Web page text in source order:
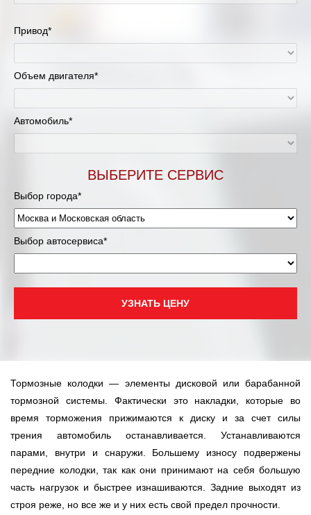
Красноярск
Липецк
Муравленко
Нижневартовск
Новосибирск
Одинцово
Петрозаводск
Ростов-на-Дону
Самара
Привод*
Объем двигателя*
Автомобиль*
ВЫБЕРИТЕ СЕРВИС
Выбор города*
Выбор автосервиса*
УЗНАТЬ ЦЕНУ
Тормозные колодки — элементы дисковой или барабанной
тормозной системы. Фактически это накладки, которые во
время торможения прижимаются к диску и за счет силы
трения автомобиль останавливается. Устанавливаются
парами, внутри и снаружи. Большему износу подвержены
передние колодки, так как они принимают на себя большую
часть нагрузок и быстрее изнашиваются. Задние выходят из
строя реже, но все же и у них есть свой предел прочности.